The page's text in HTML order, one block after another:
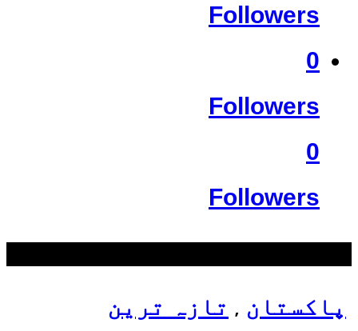
Followers
0
Followers
0
Followers
پاکستان , تازہ ترین